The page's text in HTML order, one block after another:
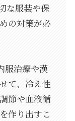
な服装や保
の対策が必
服治療や漢
て、冷え性
節や血液循
作り出すこ